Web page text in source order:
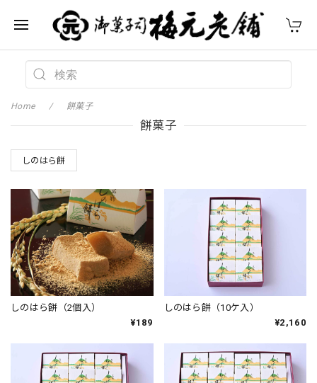
Home 餅菓子
餅菓子
しのはら餅
しのはら餅（2個入）
¥189
しのはら餅（10ケ入）
¥2,160